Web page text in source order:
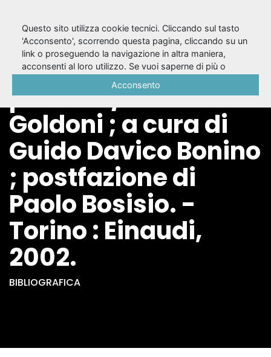
Il servitore di due
padroni / Carlo
Goldoni ; a cura di
Guido Davico Bonino
; postfazione di
Paolo Bosisio. -
Torino : Einaudi,
2002.
BIBLIOGRAFICA
Questo sito utilizza cookie tecnici. Cliccando sul tasto
'Acconsento', scorrendo questa pagina, cliccando su un
link o proseguendo la navigazione in altra maniera,
acconsenti al loro utilizzo. Se vuoi saperne di più o
Acconsento